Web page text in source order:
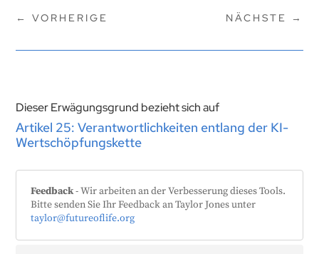
←VORHERIGE NÄCHSTE →
Dieser Erwägungsgrund bezieht sich auf
Artikel 25: Verantwortlichkeiten entlang der KI-
Wertschöpfungskette
Feedback- Wir arbeiten an der Verbesserung dieses Tools.
Bitte senden Sie Ihr Feedback an Taylor Jones unter
taylor@futureoflife.org